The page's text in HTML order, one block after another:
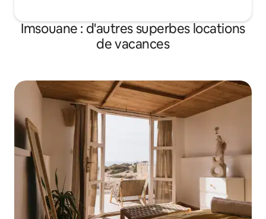
Imsouane : d'autres superbes locations
de vacances